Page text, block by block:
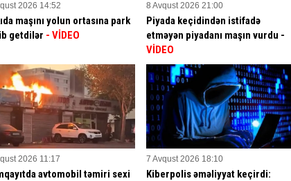
2026 14:52
maşını yolun ortasına park
getdilər - VİDEO
8 Avqust 2026 21:00
Piyada keçidindən istifadə
etməyən piyadanı maşın vurdu -
VİDEO
2026 11:17
avtomobil təmiri sexi
7 Avqust 2026 18:10
Kiberpolis əməliyyat keçirdi: